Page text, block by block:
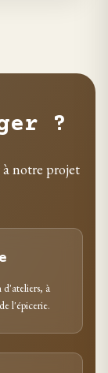
?
notre projet
à
l'épicerie.